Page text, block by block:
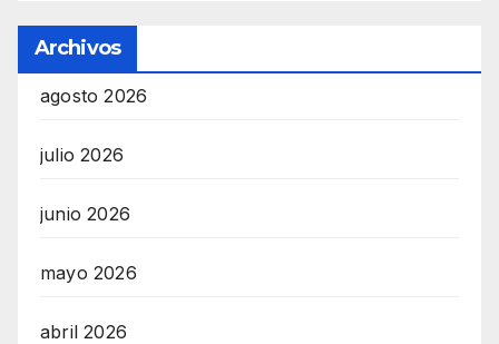
Archivos
agosto 2026
julio 2026
junio 2026
mayo 2026
abril 2026